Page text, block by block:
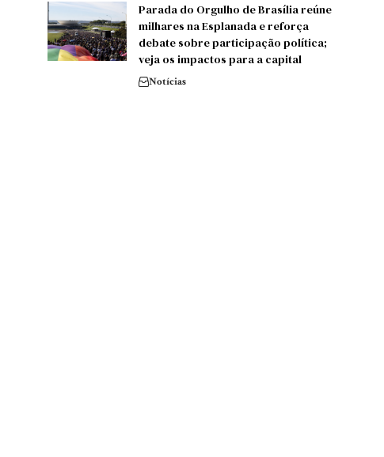
Parada do Orgulho de Brasília reúne
milhares na Esplanada e reforça
debate sobre participação política;
veja os impactos para a capital
Notícias